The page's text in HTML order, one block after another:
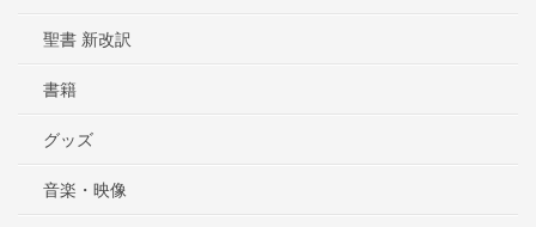
聖書 新改訳
書籍
グッズ
音楽・映像